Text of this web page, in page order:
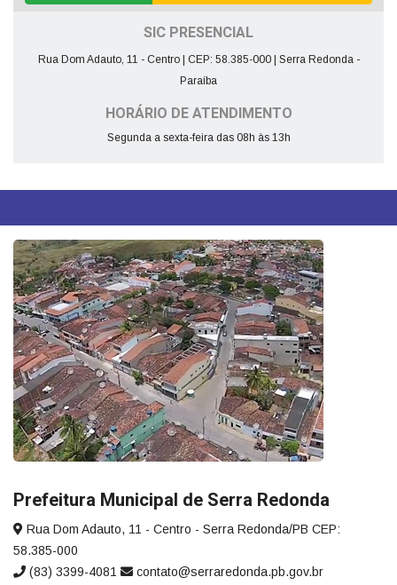
SIC PRESENCIAL
Rua Dom Adauto, 11 - Centro | CEP: 58.385-000 | Serra Redonda -
Paraíba
HORÁRIO DE ATENDIMENTO
Segunda a sexta-feira das 08h às 13h
Prefeitura Municipal de Serra Redonda
Rua Dom Adauto, 11 - Centro - Serra Redonda/PB CEP:
58.385-000
(83) 3399-4081
contato@serraredonda.pb.gov.br